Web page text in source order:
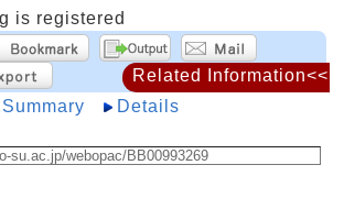
is registered
Details
Related Information<<